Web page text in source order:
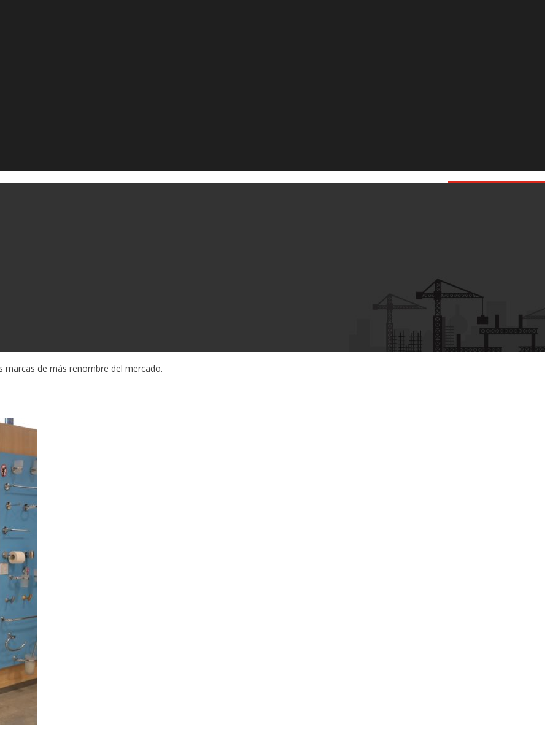
de más renombre del mercado.